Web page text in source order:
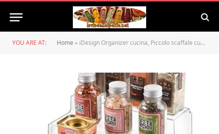
YOU ARE AT: Home » iDesign Organizer cucina, Piccolo scaffale cucina a 3 ripiani in plastica, Pratico porta spezie ideale anche per cibi conservati e barattoli, trasparente